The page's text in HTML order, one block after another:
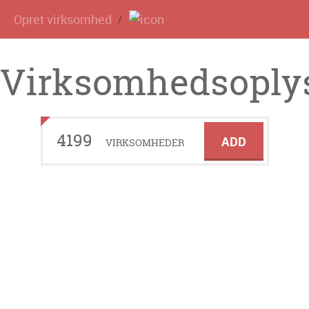
Opret virksomhed
4199 VIRKSOMHEDER ADD